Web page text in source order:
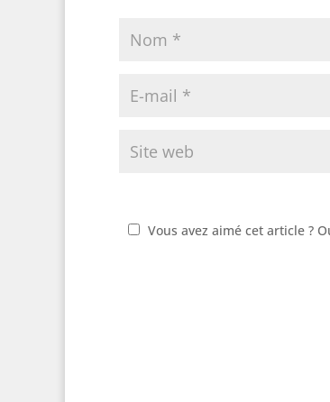
Vous avez aimé cet article ?